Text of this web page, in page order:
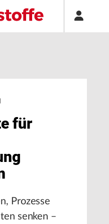
für
Prozesse
senken –